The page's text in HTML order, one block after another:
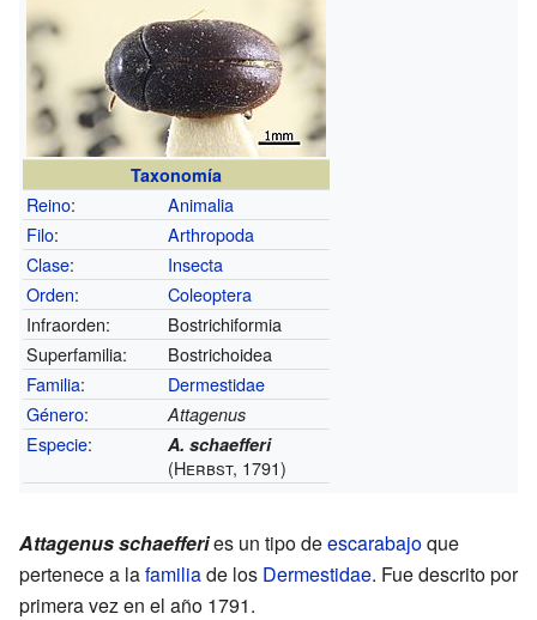
Taxonomía
Reino:
Animalia
Filo:
Arthropoda
Clase:
Insecta
Orden:
Coleoptera
Infraorden:
Bostrichiformia
Superfamilia:
Bostrichoidea
Familia:
Dermestidae
Género: Attagenus
Especie: A. schaefferi
(Herbst, 1791)
Attagenus schaefferies un tipo deescarabajoque
pertenece a lafamiliade los Dermestidae. Fue descrito por
primera vez en el año 1791.